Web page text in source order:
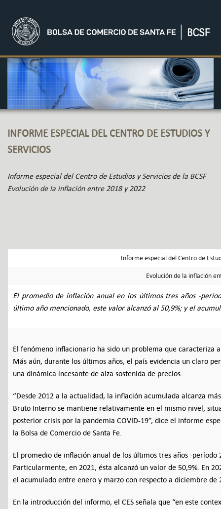
INFORME ESPECIAL DEL CENTRO DE ESTUDIOS Y
SERVICIOS
Informe especial del Centro de Estudios y Servicios de la BCSF
Evolución de la inflación entre 2018 y 2022
Informe especial del Centro de
Evolución de la inflación
El promedio de inflación anual en los últimos tres años -
último año mencionado, este valor alcanzó al 50,9%; y el
El fenómeno inflacionario ha sido un problema que caracteriza
Más aún, durante los últimos años, el país evidencia un claro
una dinámica incesante de alza sostenida de precios.
“Desde 2012 a la actualidad, la inflación acumulada alcanza
Bruto Interno se mantiene relativamente en el mismo nivel,
posterior crisis por la pandemia COVID-19”, dice el informe
la Bolsa de Comercio de Santa Fe.
El promedio de inflación anual de los últimos tres años -
Particularmente, en 2021, ésta alcanzó un valor de 50,9%. En
el acumulado entre enero y marzo con respecto a diciembre de
En la introducción del informo, el CES señala que “en este